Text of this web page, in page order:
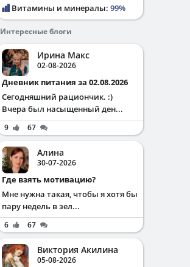
Витамины и минералы: 99%
Интересные блоги
Ирина Макс
02-08-2026
Дневник питания за 02.08.2026
Сегодняшний рациончик. :)
Вчера был насыщенный ден...
9 67
Алина
30-07-2026
Где взять мотивацию?
Мне нужна такая, чтобы я хотя бы
пару недель в зел...
6 67
Виктория Акилина
05-08-2026